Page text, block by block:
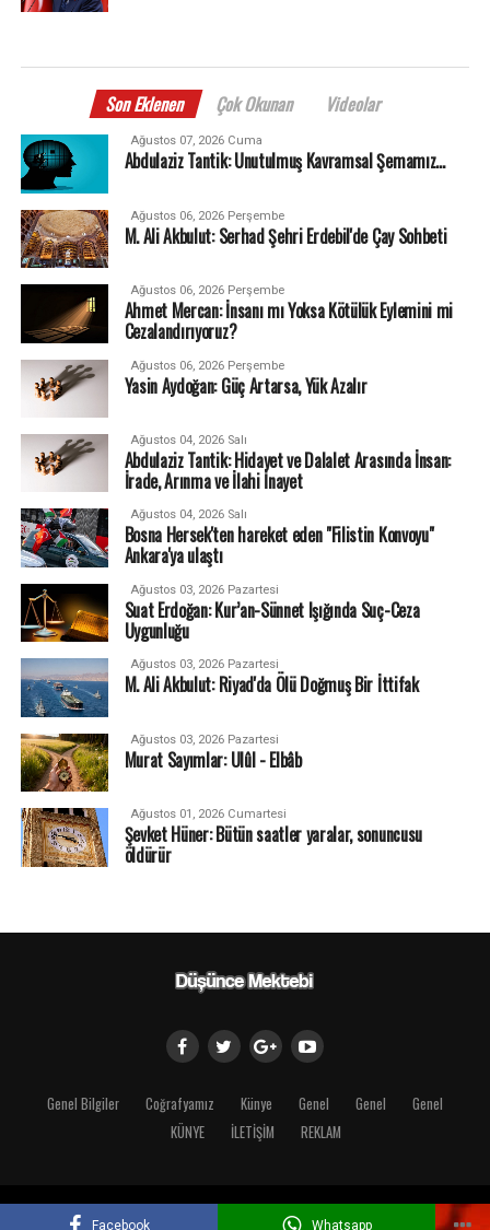
Facebook Whatsapp
Son Eklenen Çok Okunan Videolar
Ağustos 07, 2026 Cuma
Abdulaziz Tantik: Unutulmuş Kavramsal Şemamız…
Ağustos 06, 2026 Perşembe
M. Ali Akbulut: Serhad Şehri Erdebil'de Çay Sohbeti
Ağustos 06, 2026 Perşembe
Ahmet Mercan: İnsanı mı Yoksa Kötülük Eylemini mi
Cezalandırıyoruz?
Ağustos 06, 2026 Perşembe
Yasin Aydoğan: Güç Artarsa, Yük Azalır
Ağustos 04, 2026 Salı
Abdulaziz Tantik: Hidayet ve Dalalet Arasında İnsan:
İrade, Arınma ve İlahi İnayet
Ağustos 04, 2026 Salı
Bosna Hersek'ten hareket eden "Filistin Konvoyu"
Ankara'ya ulaştı
Ağustos 03, 2026 Pazartesi
Suat Erdoğan: Kur’an-Sünnet Işığında Suç-Ceza
Uygunluğu
Ağustos 03, 2026 Pazartesi
M. Ali Akbulut: Riyad'da Ölü Doğmuş Bir İttifak
Ağustos 03, 2026 Pazartesi
Murat Sayımlar: Ulûl - Elbâb
Ağustos 01, 2026 Cumartesi
Şevket Hüner: Bütün saatler yaralar, sonuncusu
öldürür
Genel Bilgiler Coğrafyamız Künye Genel Genel
Genel
KÜNYE
İLETİŞİM REKLAM
Copyright © 2018 Düşünce Mektebi